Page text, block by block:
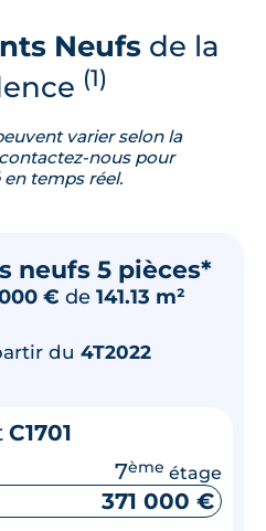
Neufsde la
(1)
varier selon la
nous pour
temps réel.
neufs 5 pièces*
€ de 141.13 m²
du 4T2022
C1701
7ème étage
371 000 €